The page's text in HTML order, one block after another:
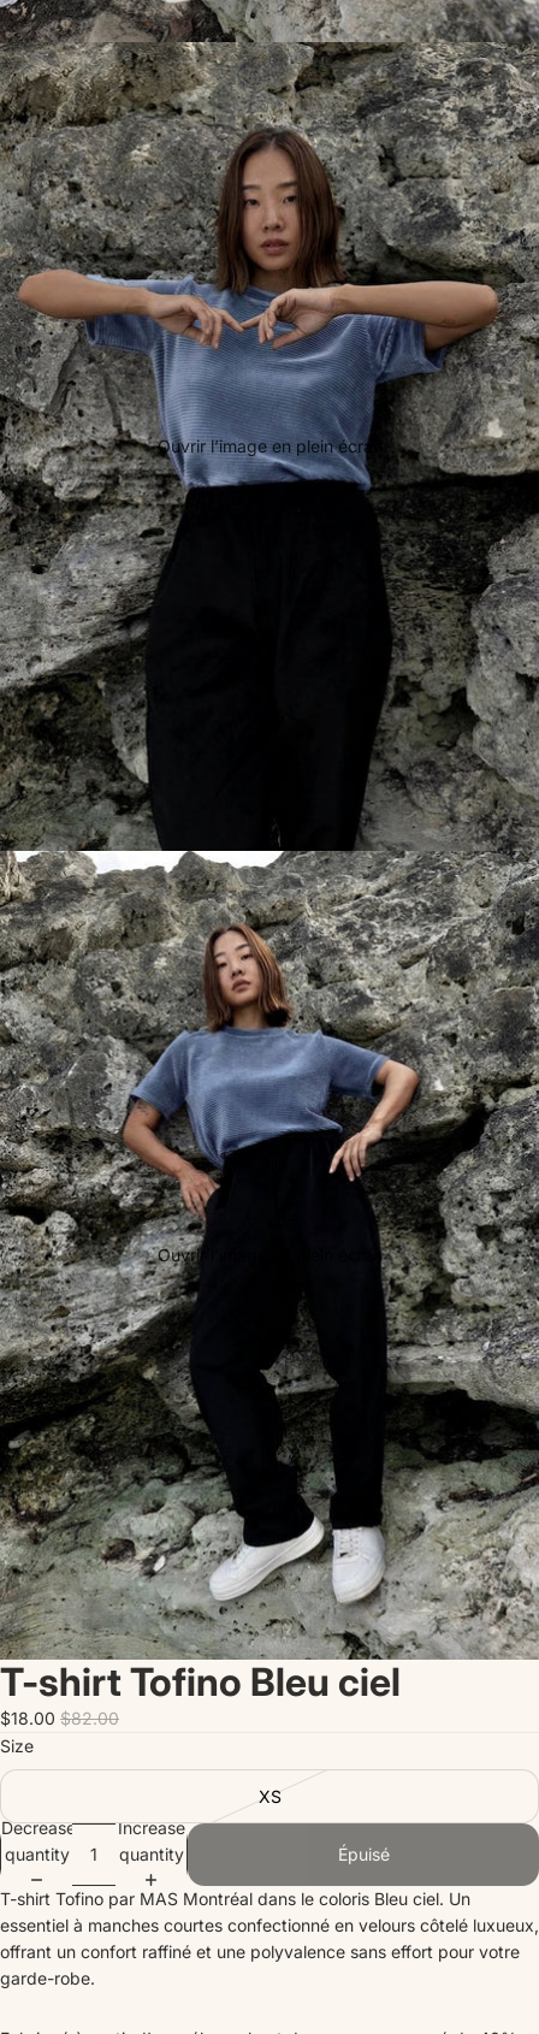
Ouvrir l’image en plein écran
Ouvrir l’image en plein écran
T-shirt Tofino Bleu ciel
$18.00 $82.00
Size
XS
Decrease
quantity
Increase
quantity
Épuisé
T-shirt Tofino par MAS Montréal dans le coloris Bleu ciel. Un
essentiel à manches courtes confectionné en velours côtelé luxueux,
offrant un confort raffiné et une polyvalence sans effort pour votre
garde-robe.